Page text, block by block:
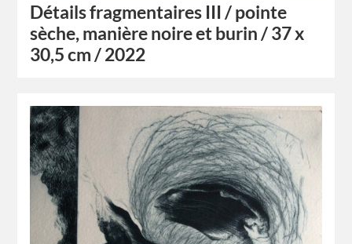
Détails fragmentaires III / pointe
sèche, manière noire et burin / 37 x
30,5 cm / 2022